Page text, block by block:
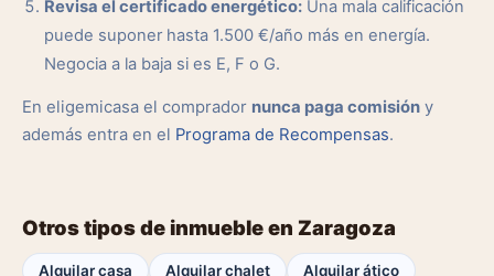
Revisa el certificado energético: Una mala calificación
puede suponer hasta 1.500 €/año más en energía.
Negocia a la baja si es E, F o G.
En eligemicasa el comprador nunca paga comisión y
además entra en el Programa de Recompensas.
Otros tipos de inmueble en Zaragoza
Alquilar casa Alquilar chalet
Alquilar ático